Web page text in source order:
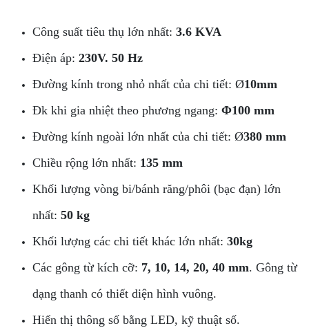
Công suất tiêu thụ lớn nhất: 3.6 KVA
Điện áp: 230V. 50 Hz
Đường kính trong nhỏ nhất của chi tiết: Ø10mm
Đk khi gia nhiệt theo phương ngang: Φ100 mm
Đường kính ngoài lớn nhất của chi tiết: Ø380 mm
Chiều rộng lớn nhất: 135 mm
Khối lượng vòng bi/bánh răng/phôi (bạc đạn) lớn
nhất: 50 kg
Khối lượng các chi tiết khác lớn nhất: 30kg
Các gông từ kích cỡ: 7, 10, 14, 20, 40 mm. Gông từ
dạng thanh có thiết diện hình vuông.
Hiển thị thông số bằng LED, kỹ thuật số.